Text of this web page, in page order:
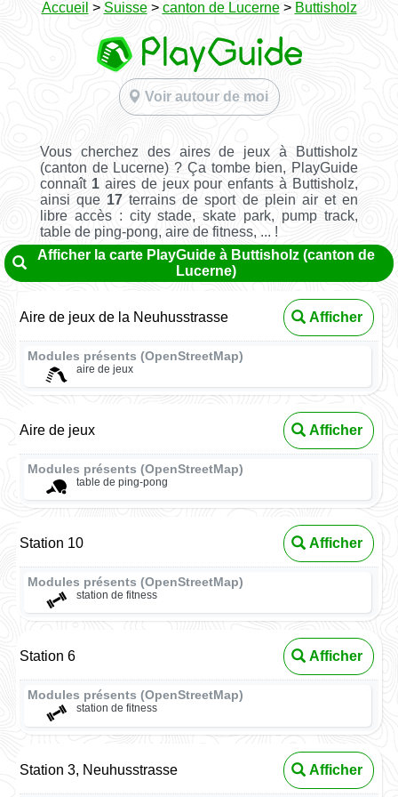
Accueil > Suisse> canton de Lucerne> Buttisholz
Voir autour de moi
Vous cherchez des aires de jeux à Buttisholz
(canton de Lucerne) ? Ça tombe bien, PlayGuide
connaît 1aires de jeux pour enfants à Buttisholz,
ainsi que 17 terrains de sport de plein air et en
libre accès : city stade, skate park, pump track,
table de ping-pong, aire de fitness, ... !
Afficher la carte PlayGuide à Buttisholz (canton de
Lucerne)
Aire de jeux de la Neuhusstrasse Afficher
Modules présents (OpenStreetMap)
aire de jeux
Aire de jeux Afficher
Modules présents (OpenStreetMap)
table de ping-pong
Station 10 Afficher
Modules présents (OpenStreetMap)
station de fitness
Station 6 Afficher
Modules présents (OpenStreetMap)
station de fitness
Station 3, Neuhusstrasse Afficher